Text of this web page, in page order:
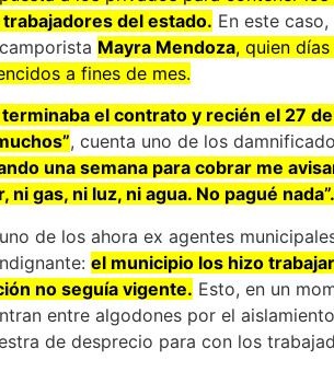
trabajadores del estado. En este
Mayra Mendoza, quien
a fines de mes.
el contrato y recién el 27
, cuenta uno de los
una semana para cobrar me
gas, ni luz, ni agua. No pagué nada”.
de los ahora ex agentes
el municipio los hizo
no seguía vigente. Esto, en un
entre algodones por el
de desprecio para con los